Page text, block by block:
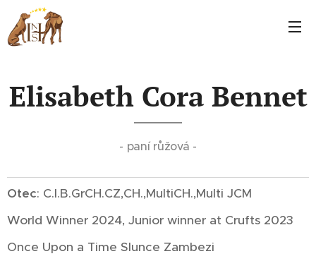
Elisabeth Cora Bennet
- paní růžová -
Otec: C.I.B.GrCH.CZ,CH.,MultiCH.,Multi JCM
World Winner 2024, Junior winner at Crufts 2023
Once Upon a Time Slunce Zambezi